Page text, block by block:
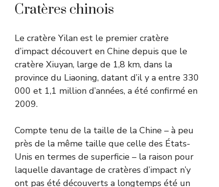
Cratères chinois
Le cratère Yilan est le premier cratère
d’impact découvert en Chine depuis que le
cratère Xiuyan, large de 1,8 km, dans la
province du Liaoning, datant d’il y a entre 330
000 et 1,1 million d’années, a été confirmé en
2009.
Compte tenu de la taille de la Chine – à peu
près de la même taille que celle des États-
Unis en termes de superficie – la raison pour
laquelle davantage de cratères d’impact n’y
ont pas été découverts a longtemps été un